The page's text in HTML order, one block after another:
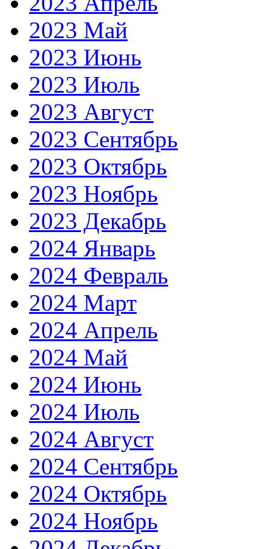
2023 Май
2023 Июнь
2023 Июль
2023 Август
2023 Сентябрь
2023 Октябрь
2023 Ноябрь
2023 Декабрь
2024 Январь
2024 Февраль
2024 Март
2024 Апрель
2024 Май
2024 Июнь
2024 Июль
2024 Август
2024 Сентябрь
2024 Октябрь
2024 Ноябрь